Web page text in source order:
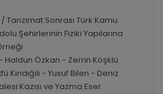
Tanzimat Sonrası Türk Kamu
Şehirlerinin Fiziki Yapılarına
Haldun Özkan - Zerrin Köşklü
Kındığılı - Yusuf Bilen - Deniz
Kazısı ve Yazma Eser